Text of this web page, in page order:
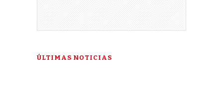
ÚLTIMAS NOTICIAS